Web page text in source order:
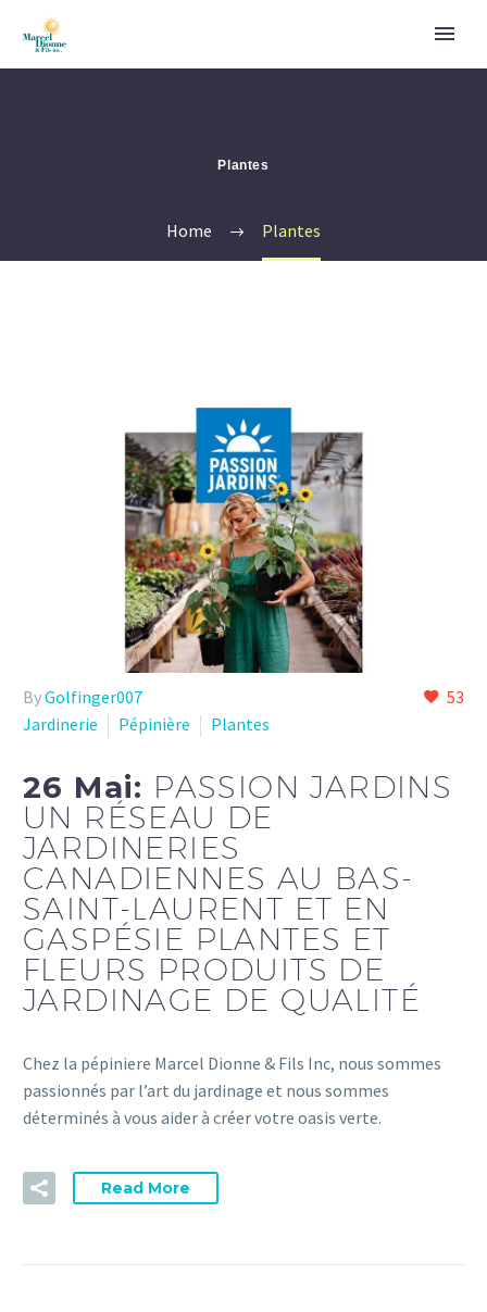
Plantes
Home Plantes
53
ByGolfinger007
Jardinerie
Pépinière Plantes
26 Mai: PASSION JARDINS
UN RÉSEAU DE
JARDINERIES
CANADIENNES AU BAS-
SAINT-LAURENT ET EN
GASPÉSIE PLANTES ET
FLEURS PRODUITS DE
JARDINAGE DE QUALITÉ
Chez la pépiniere Marcel Dionne & Fils Inc, nous sommes
passionnés par l’art du jardinage et nous sommes
déterminés à vous aider à créer votre oasis verte.
Read More